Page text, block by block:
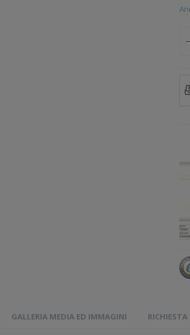
GALLERIA MEDIA ED IMMAGINI